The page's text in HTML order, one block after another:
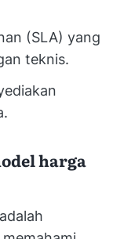
(SLA) yang
teknis.
harga